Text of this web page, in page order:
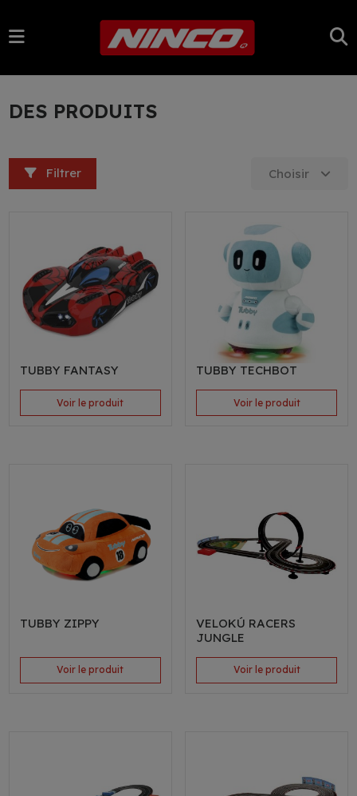
DES PRODUITS
Filtrer Choisir
TUBBY FANTASY
Voir le produit
TUBBY TECHBOT
Voir le produit
TUBBY ZIPPY
Voir le produit
VELOKÚ RACERS
JUNGLE
Voir le produit